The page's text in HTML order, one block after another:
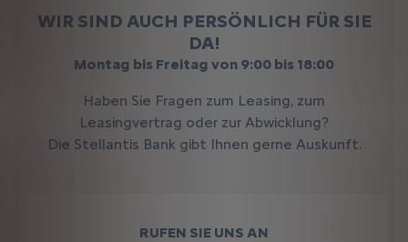
WIR SIND AUCH PERSÖNLICH FÜR SIE
DA!
Montag bis Freitag von 9:00 bis 18:00
Haben Sie Fragen zum Leasing, zum
Leasingvertrag oder zur Abwicklung?
Die Stellantis Bank gibt Ihnen gerne Auskunft.
RUFEN SIE UNS AN